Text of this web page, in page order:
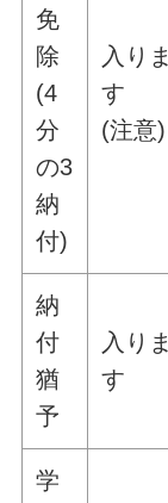
免
除
(4
分
の3
納
付)
入りま
す
(注意)
納
付
猶
予
入りま
す
学